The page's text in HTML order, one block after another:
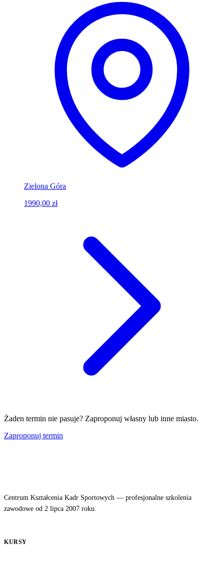
Zielona Góra
1990,00 zł
Żaden termin nie pasuje? Zaproponuj własny lub inne miasto.
Zaproponuj termin
Centrum Kształcenia Kadr Sportowych — profesjonalne szkolenia
zawodowe od 2 lipca 2007 roku.
KURSY